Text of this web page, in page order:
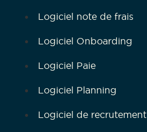
Logiciel note de frais
Logiciel Onboarding
Logiciel Paie
Logiciel Planning
Logiciel de recrutement